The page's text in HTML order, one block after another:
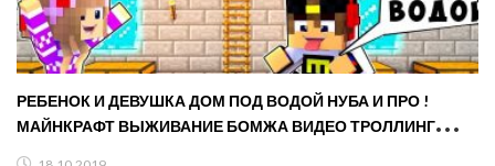
РЕБЕНОК И ДЕВУШКА ДОМ ПОД ВОДОЙ НУБА И ПРО !
МАЙНКРАФТ ВЫЖИВАНИЕ БОМЖА ВИДЕО ТРОЛЛИНГ